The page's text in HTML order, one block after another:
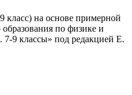
класс) на основе примерной
по физике и
9 классы» под редакцией Е.